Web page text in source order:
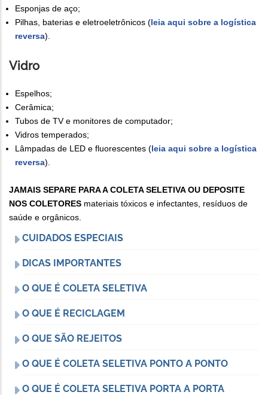
Esponjas de aço;
Pilhas, baterias e eletroeletrônicos (leia aqui sobre a logística
reversa).
Vidro
Espelhos;
Cerâmica;
Tubos de TV e monitores de computador;
Vidros temperados;
Lâmpadas de LED e fluorescentes (leia aqui sobre a logística
reversa).
JAMAIS SEPARE PARA A COLETA SELETIVA OU DEPOSITE
NOS COLETORES materiais tóxicos e infectantes, resíduos de
saúde e orgânicos.
CUIDADOS ESPECIAIS
DICAS IMPORTANTES
O QUE É COLETA SELETIVA
O QUE É RECICLAGEM
O QUE SÃO REJEITOS
O QUE É COLETA SELETIVA PONTO A PONTO
O QUE É COLETA SELETIVA PORTA A PORTA